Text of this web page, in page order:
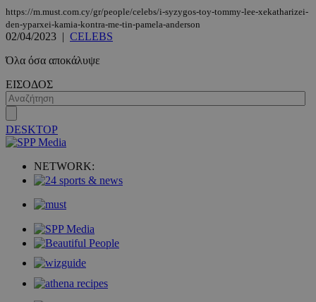
https://m.must.com.cy/gr/people/celebs/i-syzygos-toy-tommy-lee-xekatharizei-
den-yparxei-kamia-kontra-me-tin-pamela-anderson
02/04/2023 | CELEBS
Όλα όσα αποκάλυψε
ΕΙΣΟΔΟΣ
DESKTOP
NETWORK:
LangCookie